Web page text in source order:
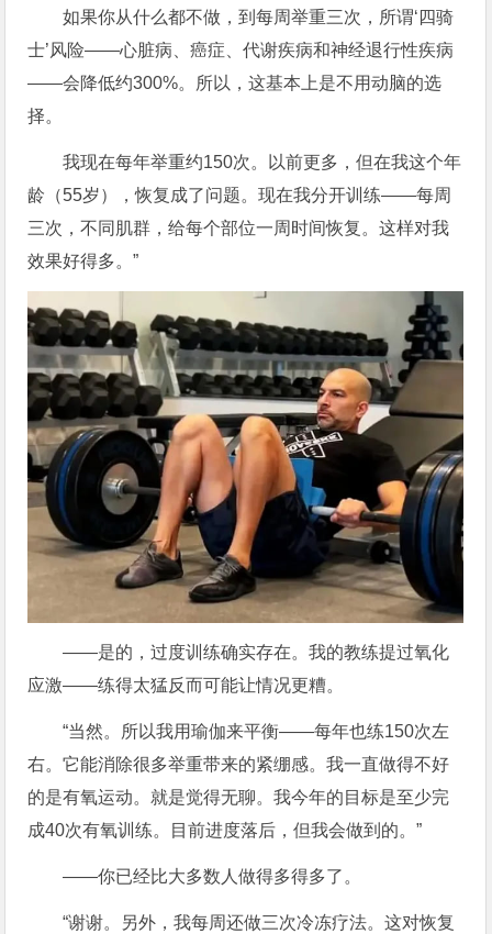
如果你从什么都不做，到每周举重三次，所谓‘四骑
士’风险——心脏病、癌症、代谢疾病和神经退行性疾病
——会降低约300%。所以，这基本上是不用动脑的选
择。
我现在每年举重约150次。以前更多，但在我这个年
龄（55岁），恢复成了问题。现在我分开训练——每周
三次，不同肌群，给每个部位一周时间恢复。这样对我
效果好得多。”
——是的，过度训练确实存在。我的教练提过氧化
应激——练得太猛反而可能让情况更糟。
“当然。所以我用瑜伽来平衡——每年也练150次左
右。它能消除很多举重带来的紧绷感。我一直做得不好
的是有氧运动。就是觉得无聊。我今年的目标是至少完
成40次有氧训练。目前进度落后，但我会做到的。”
——你已经比大多数人做得多得多了。
“谢谢。另外，我每周还做三次冷冻疗法。这对恢复